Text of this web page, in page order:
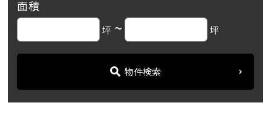
面積
坪 ~ 坪
物件検索